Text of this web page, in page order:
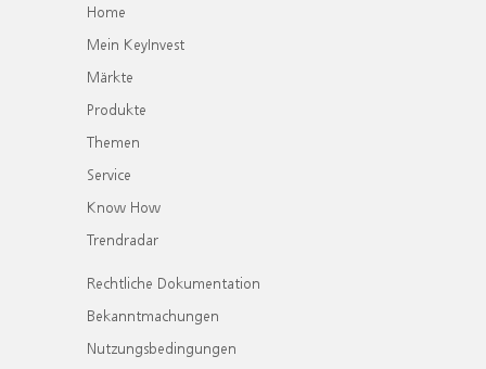
Home
Mein KeyInvest
Märkte
Produkte
Themen
Service
Know How
Trendradar
Rechtliche Dokumentation
Bekanntmachungen
Nutzungsbedingungen